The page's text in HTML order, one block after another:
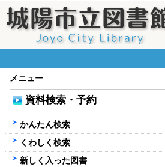
メニュー
資料検索・予約
かんたん検索
くわしく検索
新しく入った図書